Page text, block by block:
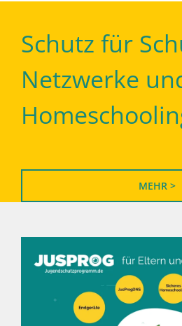
Schutz für
Netzwerke
MEHR >